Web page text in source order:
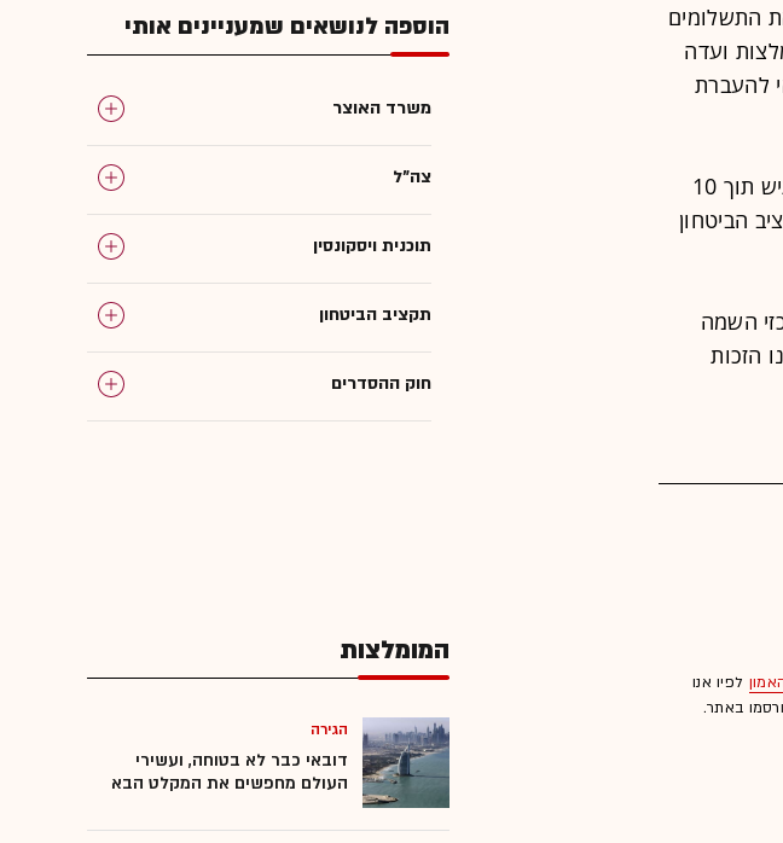
התשלומים
ועדה
להעברת
במסגרת הניסין לפקח על תקציב הביטחון יחייב האוצר את הרמטכ"ל להגיש תוך 10
הביטחון
השמה
הזכות
לפיו אנו
באתר.
הוספה לנושאים שמעניינים אותי
משרד האוצר
צה"ל
תוכנית ויסקונסין
תקציב הביטחון
חוק ההסדרים
המומלצות
הגירה
דובאי כבר לא בטוחה, ועשירי
העולם מחפשים את המקלט הבא